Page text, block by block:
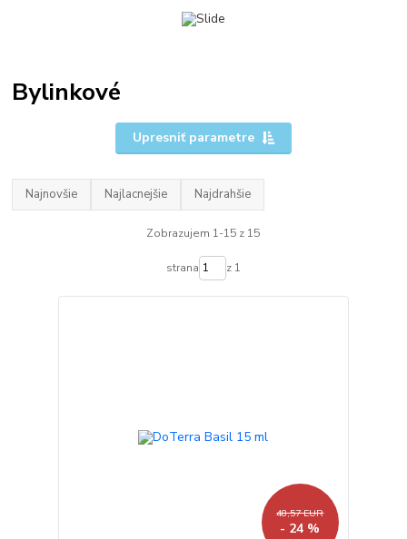
Bylinkové
Upresniť parametre
Najnovšie Najlacnejšie Najdrahšie
Zobrazujem 1-15 z 15
strana z 1
48,57 EUR
- 24 %